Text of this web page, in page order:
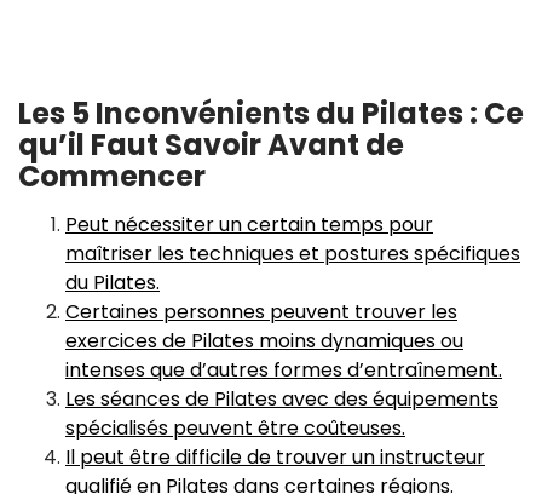
Les 5 Inconvénients du Pilates : Ce
qu’il Faut Savoir Avant de
Commencer
Peut nécessiter un certain temps pour
maîtriser les techniques et postures spécifiques
du Pilates.
Certaines personnes peuvent trouver les
exercices de Pilates moins dynamiques ou
intenses que d’autres formes d’entraînement.
Les séances de Pilates avec des équipements
spécialisés peuvent être coûteuses.
Il peut être difficile de trouver un instructeur
qualifié en Pilates dans certaines régions.